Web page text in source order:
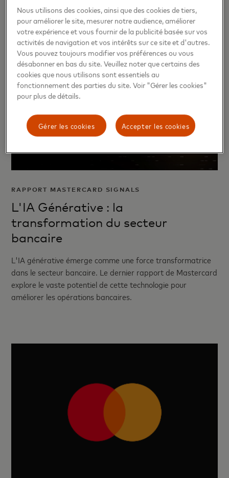
RAPPORT MASTERCARD SIGNALS
L'IA Générative : la
transformation du secteur
bancaire
L'IA générative émerge comme une force transformatrice
dans le secteur bancaire. Le dernier rapport de Mastercard
explore le vaste potentiel de cette technologie pour
améliorer les opérations bancaires.
Nous utilisons des cookies, ainsi que des cookies de tiers,
pour améliorer le site, mesurer notre audience, améliorer
votre expérience et vous fournir de la publicité basée sur vos
activités de navigation et vos intérêts sur ce site et d'autres.
Vous pouvez toujours modifier vos préférences ou vous
désabonner en bas du site. Veuillez noter que certains des
cookies que nous utilisons sont essentiels au
fonctionnement des parties du site. Voir "Gérer les cookies"
pour plus de détails.
Accepter les cookies
Gérer les cookies